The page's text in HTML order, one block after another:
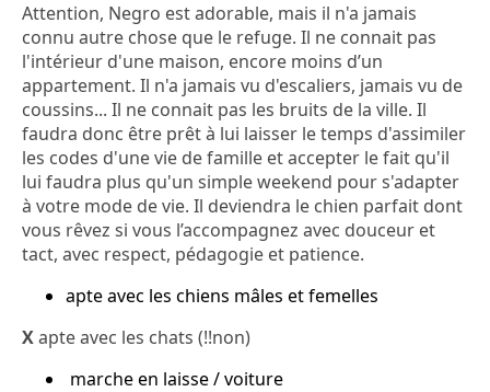
Attention, Negro est adorable, mais il n'a jamais
connu autre chose que le refuge. Il ne connait pas
l'intérieur d'une maison, encore moins d’un
appartement. Il n'a jamais vu d'escaliers, jamais vu de
coussins... Il ne connait pas les bruits de la ville. Il
faudra donc être prêt à lui laisser le temps d'assimiler
les codes d'une vie de famille et accepter le fait qu'il
lui faudra plus qu'un simple weekend pour s'adapter
à votre mode de vie. Il deviendra le chien parfait dont
vous rêvez si vous l’accompagnez avec douceur et
tact, avec respect, pédagogie et patience.
apte avec les chiens mâles et femelles
Xapte avec les chats (!!non)
marche en laisse / voiture